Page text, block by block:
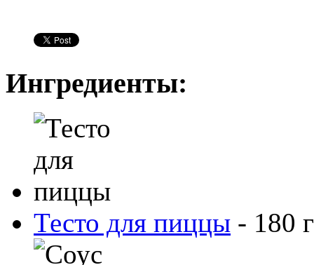
Ингредиенты:
Тесто для пиццы - 180 г